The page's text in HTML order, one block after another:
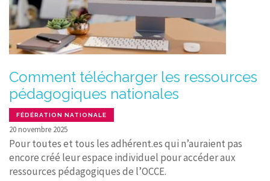
Comment télécharger les ressources
pédagogiques nationales
FÉDÉRATION NATIONALE
20 novembre 2025
Pour toutes et tous les adhérent.es qui n’auraient pas
encore créé leur espace individuel pour accéder aux
ressources pédagogiques de l’OCCE.